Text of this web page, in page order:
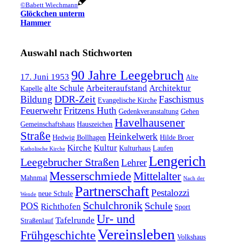
©Babett Wiechmann
Glöckchen unterm
Hammer
Auswahl nach Stichworten
17. Juni 1953 90 Jahre Leegebruch Alte
Kapelle alte Schule Arbeiteraufstand Architektur
Bildung DDR-Zeit Evangelische Kirche Faschismus
FeuerwehrFritzens Huth Gedenkveranstaltung Gehen
Gemeinschaftshaus Hauszeichen Havelhausener
Straße Hedwig Bollhagen Heinkelwerk Hilde Broer
Katholische Kirche Kirche Kultur Kulturhaus Laufen
Leegebrucher Straßen LehrerLengerich
Mahnmal Messerschmiede Mittelalter Nach der
Wende neue Schule Partnerschaft Pestalozzi
POS Richthofen Schulchronik Schule Sport
Straßenlauf Tafelrunde Ur- und
Frühgeschichte Vereinsleben Volkshaus